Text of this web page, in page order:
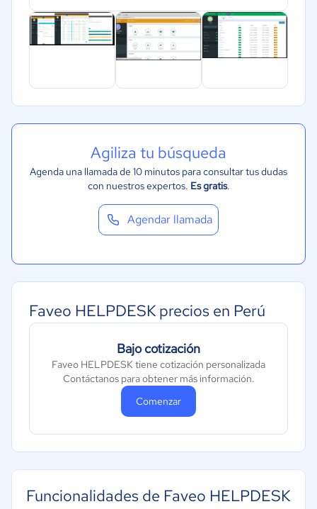
Agiliza tu búsqueda
Agenda una llamada de 10 minutos para consultar tus dudas
con nuestros expertos. Es gratis.
Agendar llamada
Faveo HELPDESK precios en Perú
Bajo cotización
Faveo HELPDESK tiene cotización personalizada
Contáctanos para obtener más información.
Comenzar
Funcionalidades de Faveo HELPDESK